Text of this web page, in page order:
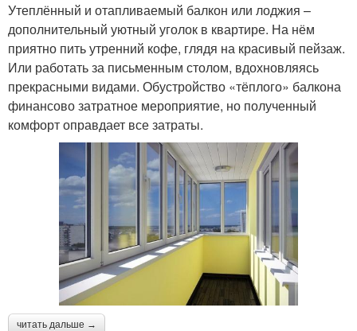
Утеплённый и отапливаемый балкон или лоджия –
дополнительный уютный уголок в квартире. На нём
приятно пить утренний кофе, глядя на красивый пейзаж.
Или работать за письменным столом, вдохновляясь
прекрасными видами. Обустройство «тёплого» балкона
финансово затратное мероприятие, но полученный
комфорт оправдает все затраты.
читать дальше →